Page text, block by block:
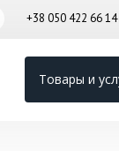
+38 050 422 66 14
Товары и